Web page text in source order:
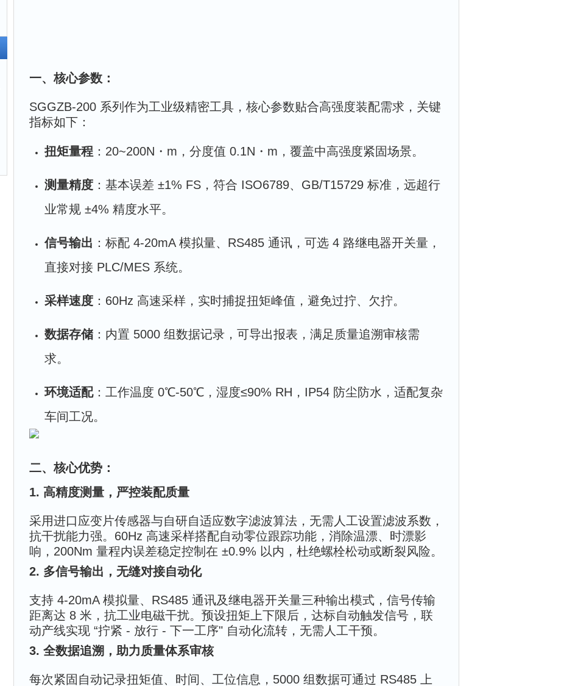
一、核心参数：
SGGZB-200 系列作为工业级精密工具，核心参数贴合高强度装配需求，关键
指标如下：
扭矩量程 ：20~200N・m，分度值 0.1N・m，覆盖中高强度紧固场景。
测量精度 ：基本误差 ±1% FS，符合 ISO6789、GB/T15729 标准，远超行
业常规 ±4% 精度水平。
信号输出 ：标配 4-20mA 模拟量、RS485 通讯，可选 4 路继电器开关量，
直接对接 PLC/MES 系统。
采样速度 ：60Hz 高速采样，实时捕捉扭矩峰值，避免过拧、欠拧。
数据存储 ：内置 5000 组数据记录，可导出报表，满足质量追溯审核需
求。
环境适配：工作温度 0℃-50℃，湿度≤90% RH，IP54 防尘防水，适配复杂
车间工况。
二、核心优势：
1. 高精度测量，严控装配质量
采用进口应变片传感器与自研自适应数字滤波算法，无需人工设置滤波系数，
抗干扰能力强。60Hz 高速采样搭配自动零位跟踪功能，消除温漂、时漂影
响，200Nm 量程内误差稳定控制在 ±0.9% 以内，杜绝螺栓松动或断裂风险。
2. 多信号输出，无缝对接自动化
支持 4-20mA 模拟量、RS485 通讯及继电器开关量三种输出模式，信号传输
距离达 8 米，抗工业电磁干扰。预设扭矩上下限后，达标自动触发信号，联
动产线实现 “拧紧 - 放行 - 下一工序" 自动化流转，无需人工干预。
3. 全数据追溯，助力质量体系审核
每次紧固自动记录扭矩值、时间、工位信息，5000 组数据可通过 RS485 上